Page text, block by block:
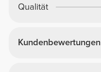
Qualität
Kundenbewertungen